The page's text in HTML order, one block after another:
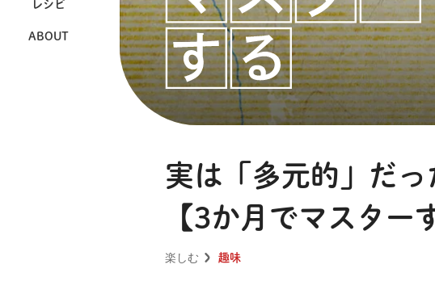
レシピ
ABOUT
実は「多元的」だ
【3か月でマスター
楽しむ 趣味